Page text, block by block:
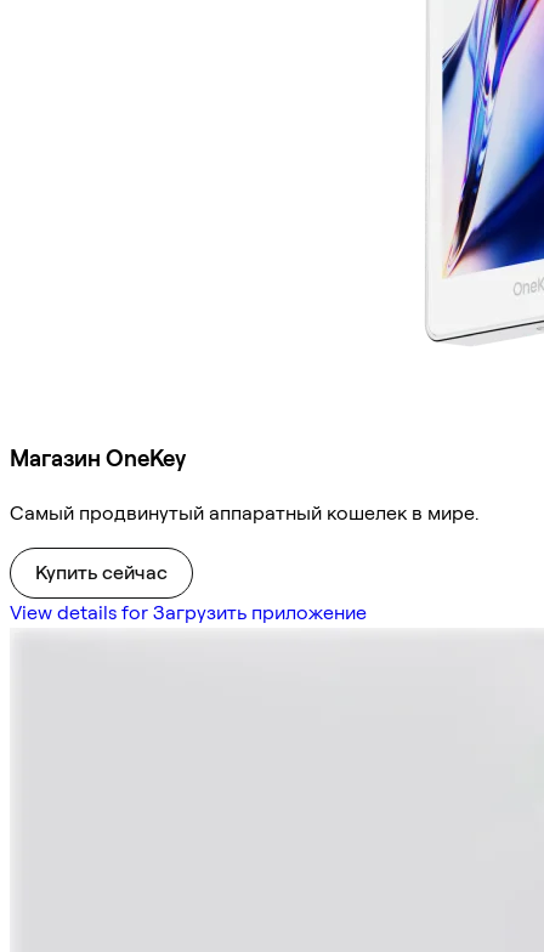
Магазин OneKey
Самый продвинутый аппаратный кошелек в мире.
Купить сейчас
View details for Загрузить приложение